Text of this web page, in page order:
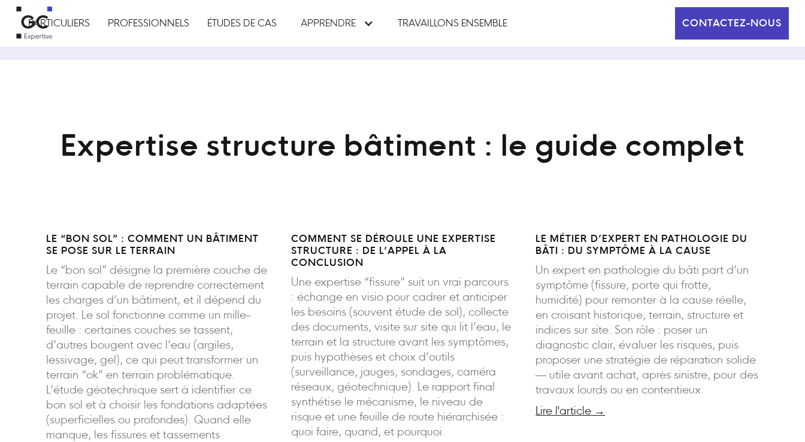
PARTICULIERS PROFESSIONNELS ÉTUDES DE CAS APPRENDRE TRAVAILLONS ENSEMBLE CONTACTEZ-NOUS
Expertise structure bâtiment : le guide complet
LE “BON SOL” : COMMENT UN BÂTIMENT
SE POSE SUR LE TERRAIN
Le “bon sol” désigne la première couche de
terrain capable de reprendre correctement
les charges d’un bâtiment, et il dépend du
projet. Le sol fonctionne comme un mille-
feuille : certaines couches se tassent,
d’autres bougent avec l’eau (argiles,
lessivage, gel), ce qui peut transformer un
terrain “ok” en terrain problématique.
L’étude géotechnique sert à identifier ce
bon sol et à choisir les fondations adaptées
(superficielles ou profondes). Quand elle
manque, les fissures et tassements
COMMENT SE DÉROULE UNE EXPERTISE
STRUCTURE : DE L’APPEL À LA
CONCLUSION
Une expertise “fissure” suit un vrai parcours
: échange en visio pour cadrer et anticiper
les besoins (souvent étude de sol), collecte
des documents, visite sur site qui lit l’eau, le
terrain et la structure avant les symptômes,
puis hypothèses et choix d’outils
(surveillance, jauges, sondages, caméra
réseaux, géotechnique). Le rapport final
synthétise le mécanisme, le niveau de
risque et une feuille de route hiérarchisée :
quoi faire, quand, et pourquoi.
LE MÉTIER D’EXPERT EN PATHOLOGIE DU
BÂTI : DU SYMPTÔME À LA CAUSE
Un expert en pathologie du bâti part d’un
symptôme (fissure, porte qui frotte,
humidité) pour remonter à la cause réelle,
en croisant historique, terrain, structure et
indices sur site. Son rôle : poser un
diagnostic clair, évaluer les risques, puis
proposer une stratégie de réparation solide
— utile avant achat, après sinistre, pour des
travaux lourds ou en contentieux.
Lire l'article →